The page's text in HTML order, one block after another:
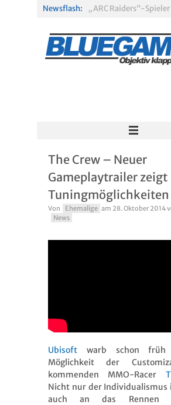
Newsflash:
The Crew – Neuer
Gameplaytrailer zeigt
Tuningmöglichkeiten
Von Ehemalige am 28. Oktober 2014
News
Ubisoft warb schon
Möglichkeit der
kommenden MMO-Racer
Nicht nur der Individualismus
auch an das Rennen